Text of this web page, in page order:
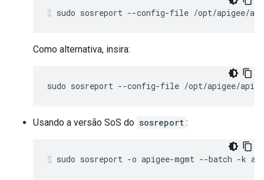
sudo sosreport --config-file /opt/apigee/
Como alternativa, insira:
sudo sosreport --config-file /opt/apigee/
Usando a versão SoS do sosreport :
sudo sosreport -o apigee-mgmt --batch -k